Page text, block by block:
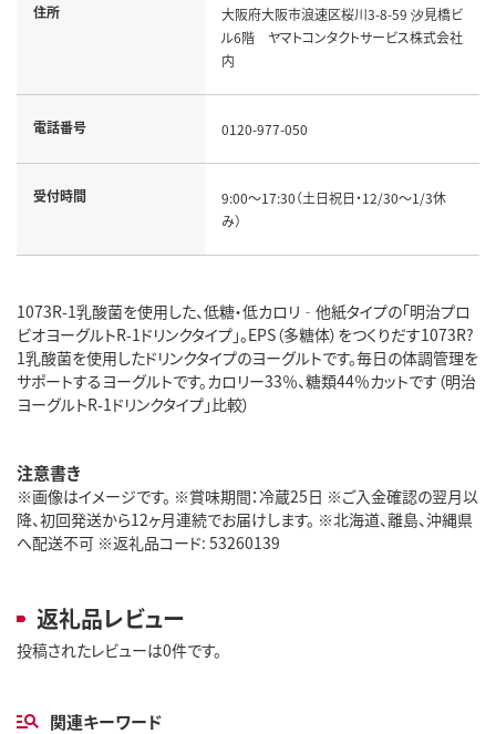
住所
大阪府大阪市浪速区桜川3-8-59 汐見橋ビ
ル6階 ヤマトコンタクトサービス株式会社
内
電話番号 0120-977-050
受付時間
9:00～17:30（土日祝日・12/30～1/3休
み）
1073R-1乳酸菌を使用した、低糖・低カロリ‐他紙タイプの「明治プロ
ビオヨーグルトR-1ドリンクタイプ」。EPS（多糖体）をつくりだす1073R?
1乳酸菌を使用したドリンクタイプのヨーグルトです。毎日の体調管理を
サポートするヨーグルトです。カロリー33％、糖類44％カットです（明治
ヨーグルトR-1ドリンクタイプ」比較）
注意書き
※画像はイメージです。 ※賞味期間：冷蔵25日 ※ご入金確認の翌月以
降、初回発送から12ヶ月連続でお届けします。 ※北海道、離島、沖縄県
へ配送不可 ※返礼品コード: 53260139
返礼品レビュー
投稿されたレビューは0件です。
関連キーワード